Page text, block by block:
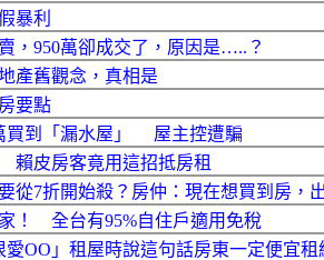
暴利
，950萬卻成交了，原因是…..？
產舊觀念，真相是
要點
買到「漏水屋」 屋主控遭騙
賴皮房客竟用這招抵房租
從7折開始殺？房仲：現在想買到房，
！ 全台有95%自住戶適用免稅
愛OO」租屋時說這句話房東一定便宜租